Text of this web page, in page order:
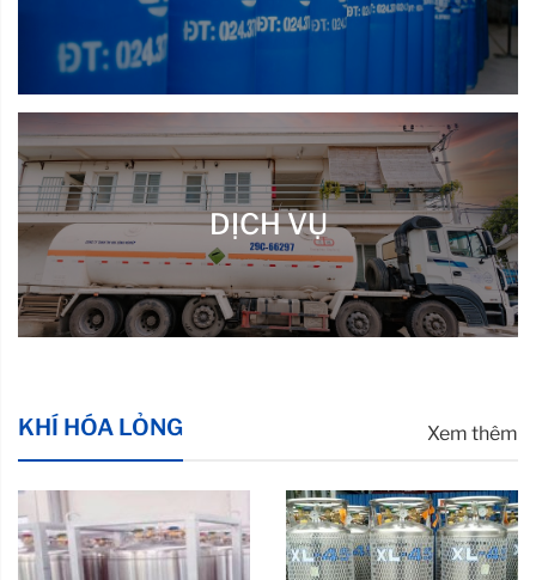
DỊCH VỤ
KHÍ HÓA LỎNG Xem thêm